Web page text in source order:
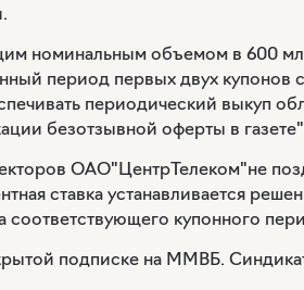
номинальным объемом в 600
период первых двух купонов
периодический выкуп
безотзывной оферты в
ОАО"ЦентрТелеком"не
ставка устанавливается
купонного
подписке на ММВБ.